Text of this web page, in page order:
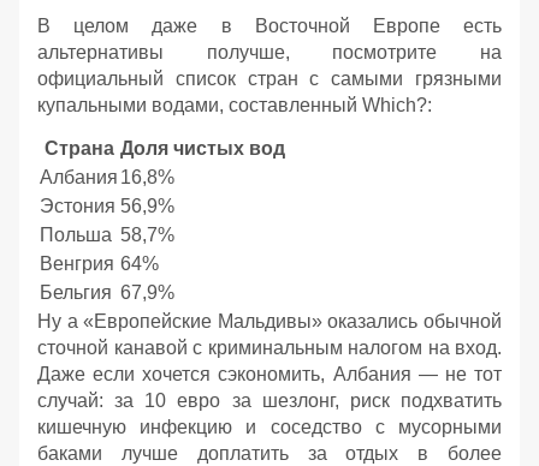
В целом даже в Восточной Европе есть
альтернативы получше, посмотрите на
официальный список стран с самыми грязными
купальными водами, составленный Which?:
Страна Доля чистых вод
Албания 16,8%
Эстония 56,9%
Польша 58,7%
Венгрия 64%
Бельгия 67,9%
Ну а «Европейские Мальдивы» оказались обычной
сточной канавой с криминальным налогом на вход.
Даже если хочется сэкономить, Албания — не тот
случай: за 10 евро за шезлонг, риск подхватить
кишечную инфекцию и соседство с мусорными
баками лучше доплатить за отдых в более